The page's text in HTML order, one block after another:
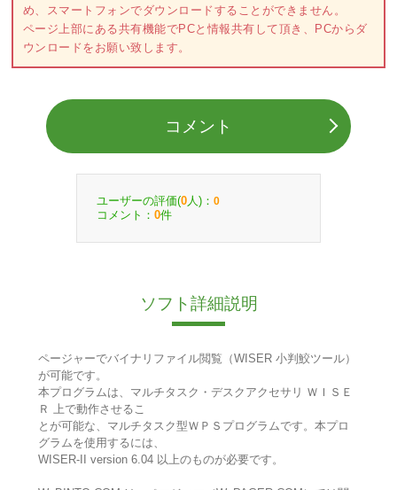
め、スマートフォンでダウンロードすることができません。
ページ上部にある共有機能でPCと情報共有して頂き、PCからダ
ウンロードをお願い致します。
コメント
ユーザーの評価(0 人)： 0
コメント： 0件
ソフト詳細説明
ページャーでバイナリファイル閲覧（WISER 小判鮫ツール）
が可能です。
本プログラムは、マルチタスク・デスクアクセサリ ＷＩＳＥ
Ｒ 上で動作させるこ
とが可能な、マルチタスク型ＷＰＳプログラムです。本プロ
グラムを使用するには、
WISER-II version 6.04 以上のものが必要です。